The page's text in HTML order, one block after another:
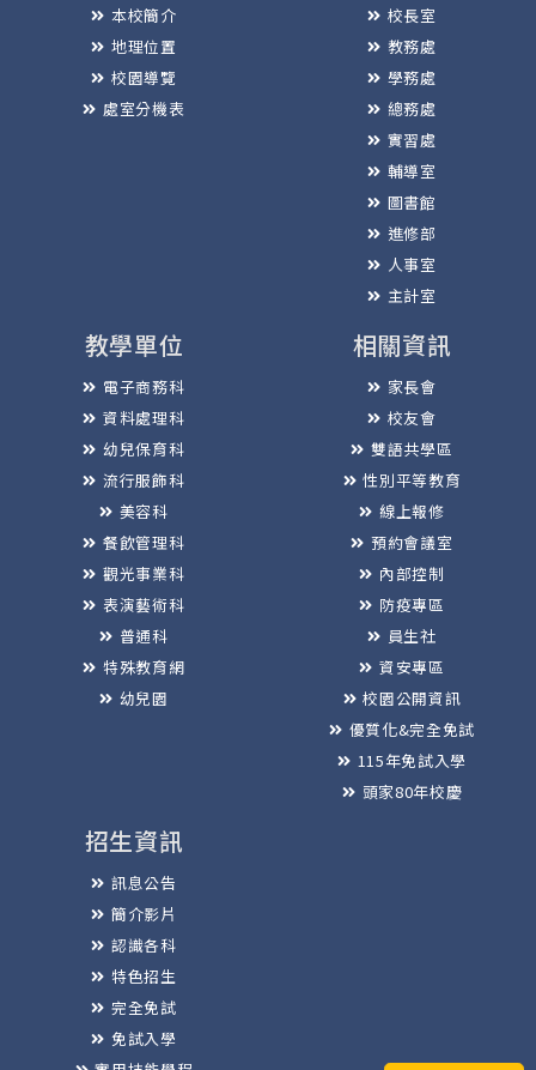
本校簡介
地理位置
校園導覽
處室分機表
校長室
教務處
學務處
總務處
實習處
輔導室
圖書館
進修部
人事室
主計室
教學單位
電子商務科
資料處理科
幼兒保育科
流行服飾科
美容科
餐飲管理科
觀光事業科
表演藝術科
普通科
特殊教育網
幼兒園
相關資訊
家長會
校友會
雙語共學區
性別平等教育
線上報修
預約會議室
內部控制
防疫專區
員生社
資安專區
校園公開資訊
優質化&完全免試
115年免試入學
頭家80年校慶
招生資訊
訊息公告
簡介影片
認識各科
特色招生
完全免試
免試入學